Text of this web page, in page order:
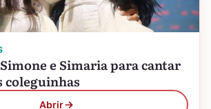
e Simaria para cantar
coleguinhas
Abrir